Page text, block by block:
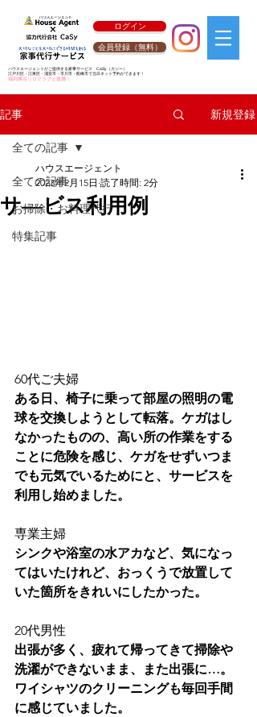
ログイン
会員登録（無料）
ハウスエージェントがご提供する家事サービス CaSy （カジー）
江戸川区・江東区・浦安市・市川市・船橋市で当日ネット予約ができます！
福利厚生リロクラブと提携！
記事 新規登録
全ての記事
お掃除・お料理代行
特集記事
全ての記事
サ―ビス利用例
ハウスエージェント
2023年2月15日 読了時間: 2分
60代ご夫婦
ある日、椅子に乗って部屋の照明の電
球を交換しようとして転落。ケガはし
なかったものの、高い所の作業をする
ことに危険を感じ、ケガをせずいつま
でも元気でいるためにと、サービスを
利用し始めました。
専業主婦
シンクや浴室の水アカなど、気になっ
てはいたけれど、おっくうで放置して
いた箇所をきれいにしたかった。
20代男性
出張が多く、疲れて帰ってきて掃除や
洗濯ができないまま、また出張に…。
ワイシャツのクリーニングも毎回手間
に感じていました。